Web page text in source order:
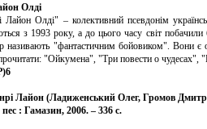
Олді
Олді" – колективний псевдонім
з 1993 року, а до цього часу світ
називають "фантастичним бойовиком". Вони є
"Ойкумена", "Три повести о чудесах",
Лайон (Ладиженський Олег, Громов
: Гамазин, 2006. – 336 с.